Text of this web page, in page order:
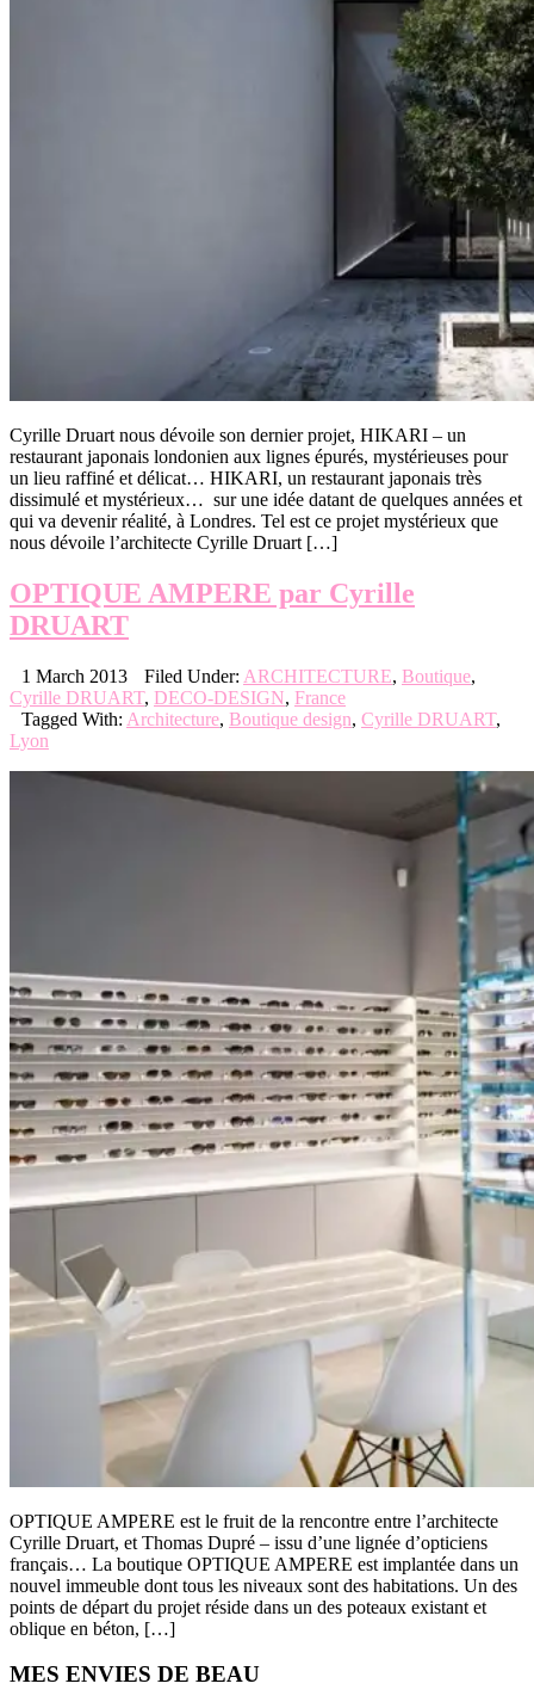
Cyrille Druart nous dévoile son dernier projet, HIKARI – un
restaurant japonais londonien aux lignes épurés, mystérieuses pour
un lieu raffiné et délicat… HIKARI, un restaurant japonais très
dissimulé et mystérieux… sur une idée datant de quelques années et
qui va devenir réalité, à Londres. Tel est ce projet mystérieux que
nous dévoile l’architecte Cyrille Druart […]
OPTIQUE AMPERE par Cyrille
DRUART
1 March 2013 Filed Under: ARCHITECTURE, Boutique,
Cyrille DRUART, DECO-DESIGN, France
Tagged With: Architecture, Boutique design, Cyrille DRUART,
Lyon
OPTIQUE AMPERE est le fruit de la rencontre entre l’architecte
Cyrille Druart, et Thomas Dupré – issu d’une lignée d’opticiens
français… La boutique OPTIQUE AMPERE est implantée dans un
nouvel immeuble dont tous les niveaux sont des habitations. Un des
points de départ du projet réside dans un des poteaux existant et
oblique en béton, […]
Primary
MES ENVIES DE BEAU